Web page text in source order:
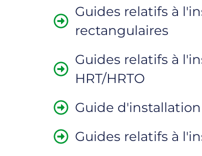
Guides relatifs à
rectangulaires
Guides relatifs à
HRT/HRTO
Guide
Guides relatifs à